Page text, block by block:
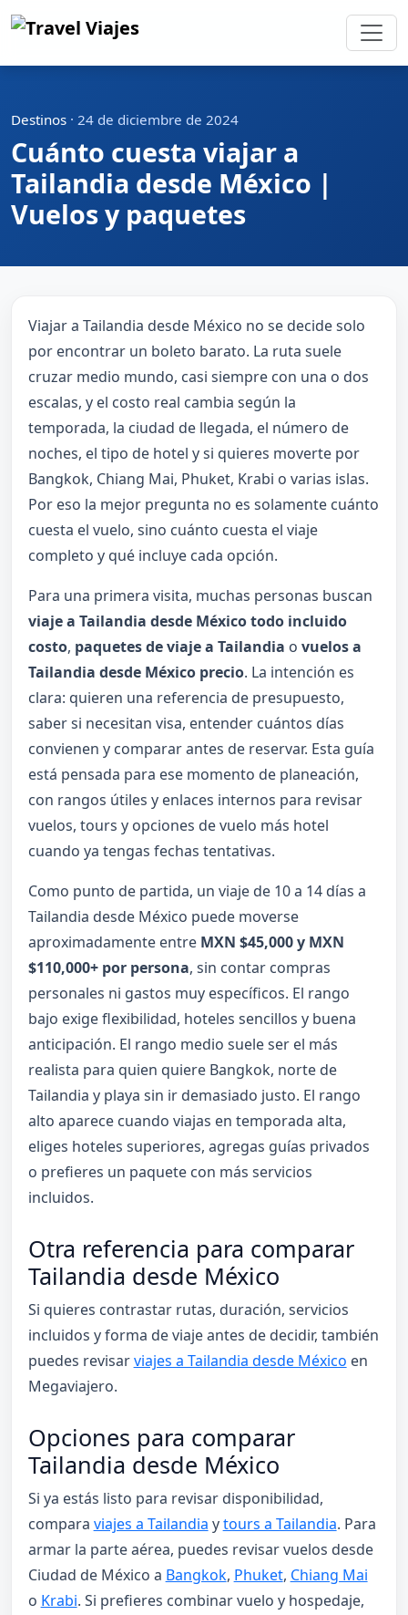
Destinos · 24 de diciembre de 2024
Cuánto cuesta viajar a
Tailandia desde México |
Vuelos y paquetes
Viajar a Tailandia desde México no se decide solo
por encontrar un boleto barato. La ruta suele
cruzar medio mundo, casi siempre con una o dos
escalas, y el costo real cambia según la
temporada, la ciudad de llegada, el número de
noches, el tipo de hotel y si quieres moverte por
Bangkok, Chiang Mai, Phuket, Krabi o varias islas.
Por eso la mejor pregunta no es solamente cuánto
cuesta el vuelo, sino cuánto cuesta el viaje
completo y qué incluye cada opción.
Para una primera visita, muchas personas buscan
viaje a Tailandia desde México todo incluido
costo, paquetes de viaje a Tailandia o vuelos a
Tailandia desde México precio. La intención es
clara: quieren una referencia de presupuesto,
saber si necesitan visa, entender cuántos días
convienen y comparar antes de reservar. Esta guía
está pensada para ese momento de planeación,
con rangos útiles y enlaces internos para revisar
vuelos, tours y opciones de vuelo más hotel
cuando ya tengas fechas tentativas.
Como punto de partida, un viaje de 10 a 14 días a
Tailandia desde México puede moverse
aproximadamente entre MXN $45,000 y MXN
$110,000+ por persona, sin contar compras
personales ni gastos muy específicos. El rango
bajo exige flexibilidad, hoteles sencillos y buena
anticipación. El rango medio suele ser el más
realista para quien quiere Bangkok, norte de
Tailandia y playa sin ir demasiado justo. El rango
alto aparece cuando viajas en temporada alta,
eliges hoteles superiores, agregas guías privados
o prefieres un paquete con más servicios
incluidos.
Otra referencia para comparar
Tailandia desde México
Si quieres contrastar rutas, duración, servicios
incluidos y forma de viaje antes de decidir, también
puedes revisarviajes a Tailandia desde México en
Megaviajero.
Opciones para comparar
Tailandia desde México
Si ya estás listo para revisar disponibilidad,
compara viajes a Tailandia ytours a Tailandia. Para
armar la parte aérea, puedes revisar vuelos desde
Ciudad de México a Bangkok, Phuket, Chiang Mai
o Krabi. Si prefieres combinar vuelo y hospedaje,